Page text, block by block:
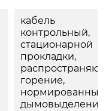
кабель
контрольный,
стационарной
прокладки,
горение,
нормированным